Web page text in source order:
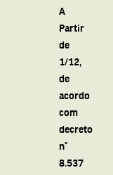
A
Partir
de
1/12,
de
acordo
com
decreto
n°
8.537